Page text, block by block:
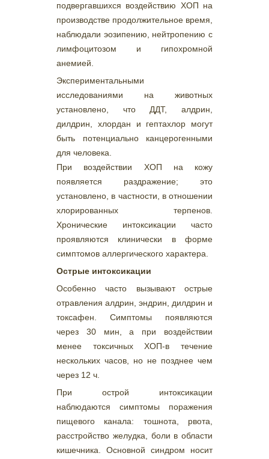
подвергавшихся воздействию ХОП на
производстве продолжительное время,
наблюдали эозипению, нейтропению с
лимфоцитозом и гипохромной
анемией.
Экспериментальными
исследованиями на животных
установлено, что ДДТ, алдрин,
дилдрин, хлордан и гептахлор могут
быть потенциально канцерогенными
для человека.
При воздействии ХОП на кожу
появляется раздражение; это
установлено, в частности, в отношении
хлорированных терпенов.
Хронические интоксикации часто
проявляются клинически в форме
симптомов аллергического характера.
Острые интоксикации
Особенно часто вызывают острые
отравления алдрин, эндрин, дилдрин и
токсафен. Симптомы появляются
через 30 мин, а при воздействии
менее токсичных ХОП-в течение
нескольких часов, но не позднее чем
через 12 ч.
При острой интоксикации
наблюдаются симптомы поражения
пищевого канала: тошнота, рвота,
расстройство желудка, боли в области
кишечника. Основной синдром носит